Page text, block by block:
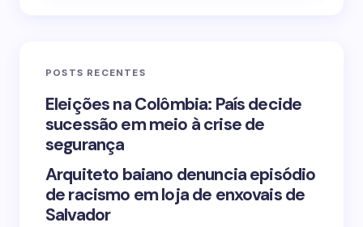
Your Comment *
Save my name and email in this browser for the
POSTS RECENTES
Eleições na Colômbia: País decide
sucessão em meio à crise de
segurança
Arquiteto baiano denuncia episódio
de racismo em loja de enxovais de
Salvador